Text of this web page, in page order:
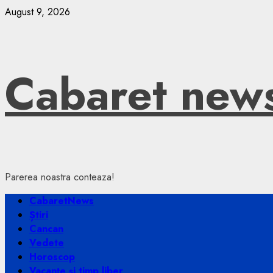
Skip
August 9, 2026
Cabaret
Parerea noastra conteaza!
Primary
Menu
CabaretNews
Știri
Cancan
Vedete
Horoscop